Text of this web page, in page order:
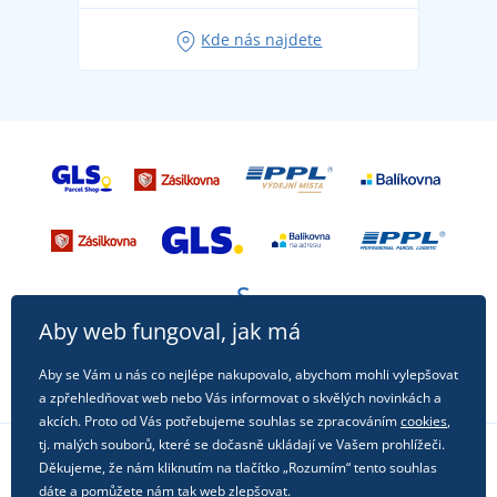
Kde nás najdete
Sledujte nás na sociálních sítích
Aby web fungoval, jak má
Aby se Vám u nás co nejlépe nakupovalo, abychom mohli vylepšovat
a zpřehledňovat web nebo Vás informovat o skvělých novinkách a
akcích. Proto od Vás potřebujeme souhlas se zpracovánímcookies,
tj. malých souborů, které se dočasně ukládají ve Vašem prohlížeči.
Děkujeme, že nám kliknutím na tlačítko „Rozumím“ tento souhlas
dáte a pomůžete nám tak web zlepšovat.